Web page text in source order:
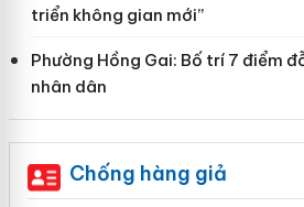
triển không gian mới”
Phường Hồng Gai: Bố trí 7 điểm
nhân dân
Chống hàng giả